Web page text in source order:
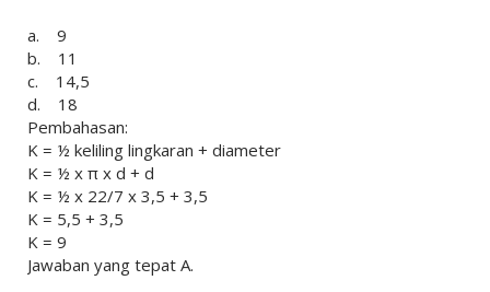
a. 9
b. 11
c. 14,5
d. 18
Pembahasan:
K = ½ keliling lingkaran + diameter
K = ½ x π x d + d
K = ½ x 22/7 x 3,5 + 3,5
K = 5,5 + 3,5
K = 9
Jawaban yang tepat A.